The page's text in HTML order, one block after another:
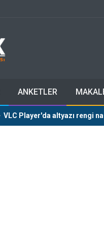
ANKETLER
VLC Player'da altyazı rengi